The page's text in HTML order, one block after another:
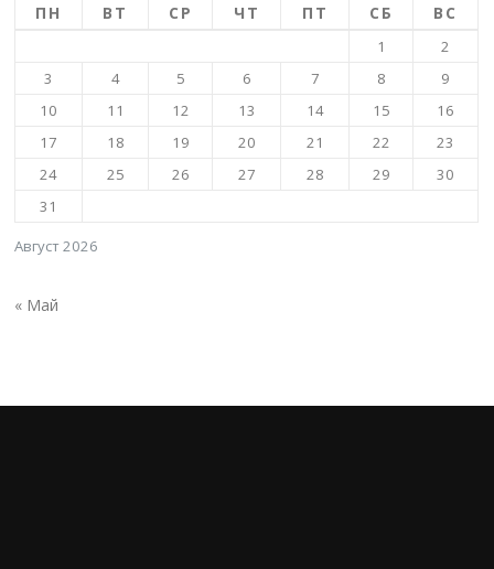
Август 2026
ПН ВТ СР ЧТ ПТ СБ ВС
1
2
3
4 5 6 7 8
9
10
11 12 13 14 15
16
17
18 19 20 21 22
23
24
25 26 27 28 29
30
31
« Май